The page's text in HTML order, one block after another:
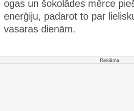
ogas un šokolādes mērce
enerģiju, padarot to par
vasaras dienām.
Reklāma